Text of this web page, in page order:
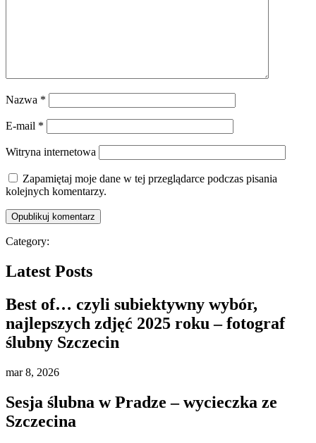
Nazwa *
E-mail *
Witryna internetowa
Zapamiętaj moje dane w tej przeglądarce podczas pisania
kolejnych komentarzy.
Category:
Latest Posts
Best of… czyli subiektywny wybór,
najlepszych zdjęć 2025 roku – fotograf
ślubny Szczecin
mar8, 2026
Sesja ślubna w Pradze – wycieczka ze
Szczecina